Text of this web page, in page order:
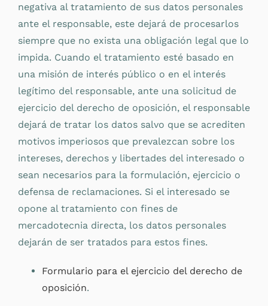
negativa al tratamiento de sus datos personales
ante el responsable, este dejará de procesarlos
siempre que no exista una obligación legal que lo
impida. Cuando el tratamiento esté basado en
una misión de interés público o en el interés
legítimo del responsable, ante una solicitud de
ejercicio del derecho de oposición, el responsable
dejará de tratar los datos salvo que se acrediten
motivos imperiosos que prevalezcan sobre los
intereses, derechos y libertades del interesado o
sean necesarios para la formulación, ejercicio o
defensa de reclamaciones. Si el interesado se
opone al tratamiento con fines de
mercadotecnia directa, los datos personales
dejarán de ser tratados para estos fines.
Formulario para el ejercicio del derecho de
oposición.